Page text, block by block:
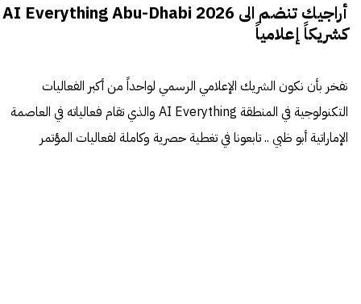
أراجيك تنضم الى AI Everything Abu-Dhabi 2026
كشريكاً إعلامياً
نفخر بأن نكون الشريك الإعلامي الرسمي لواحداً من أكبر الفعاليات
التكنولوجية في المنطقة AI Everything والذي تقام فعالياته في العاصمة
الإماراتية أبو ظبي .. تابعونا في تغطية حصرية وكاملة لفعاليات المؤتمر